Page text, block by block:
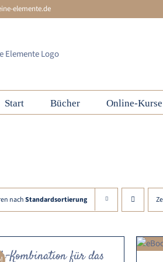
elemente.de
Start Bücher Online-Kurse
nachStandardsortierung
Kombination für das